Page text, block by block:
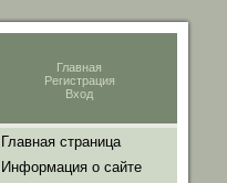
Главная
Регистрация
Вход
Главная страница
Информация о сайте